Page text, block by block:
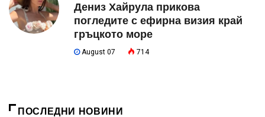
Дениз Хайрула прикова
погледите с ефирна визия край
гръцкото море
August 07 714
ПОСЛЕДНИ НОВИНИ